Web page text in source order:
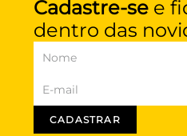
Cadastre-se e
dentro das
CADASTRAR